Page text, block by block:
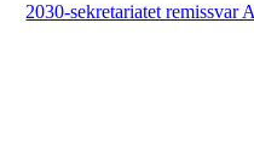
2030-sekretariatet remissvar